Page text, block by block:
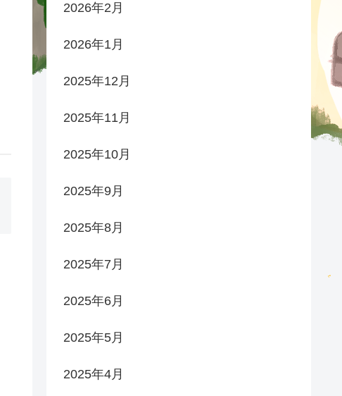
2026年2月
2026年1月
2025年12月
2025年11月
2025年10月
2025年9月
2025年8月
2025年7月
2025年6月
2025年5月
2025年4月